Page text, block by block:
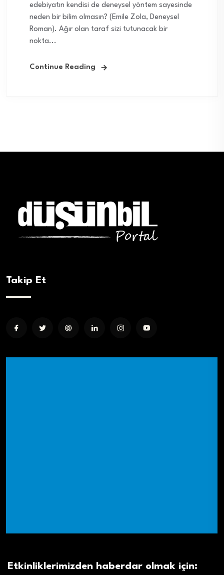
edebiyatın kendisi de deneysel yöntem sayesinde
neden bir bilim olmasın? (Emile Zola, Deneysel
Roman). Ağır olan taraf sizi tutunacak bir
nokta...
Continue Reading
Takip Et
Etkinliklerimizden haberdar olmak için: